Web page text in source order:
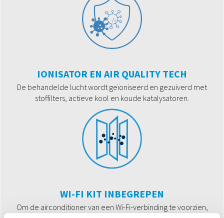
IONISATOR EN AIR QUALITY TECH
De behandelde lucht wordt geïoniseerd en gezuiverd met
stoffilters, actieve kool en koude katalysatoren.
WI-FI KIT INBEGREPEN
Om de airconditioner van een Wi-Fi-verbinding te voorzien,